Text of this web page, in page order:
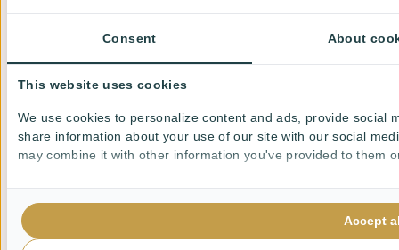
Consent About
This website uses cookies
We use cookies to personalize content and ads, provide social
share information about your use of our site with our social
may combine it with other information you've provided to them
Accept